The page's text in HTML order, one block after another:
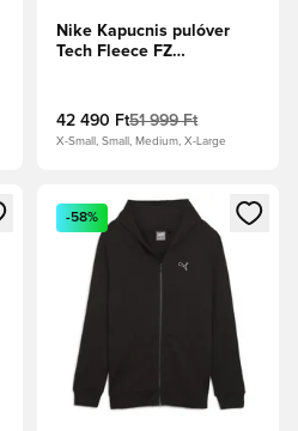
Nike Kapucnis pulóver
Tech Fleece FZ
42 490 Ft51 999 Ft
X-Small, Small, Medium, X-Large
vagy a tagként
Megnyit egy modált a
-58%